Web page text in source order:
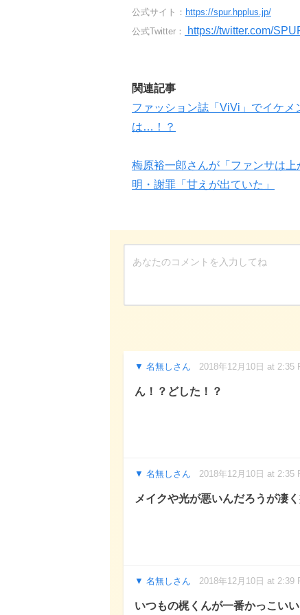
公式サイト： https://spur.hpplus.jp/
公式Twitter：
https://twitter.com/
関連記事
ファッション誌「ViVi」でイケメ
は…！？
梅原裕一郎さんが「ファンサは
明・謝罪「甘えが出ていた」
名無しさん 2018年12月10日 at 2:35
ん！？どした！？
名無しさん 2018年12月10日 at 2:35
メイクや光が悪いんだろうが凄
名無しさん 2018年12月10日 at 2:39
いつもの梶くんが一番かっこい